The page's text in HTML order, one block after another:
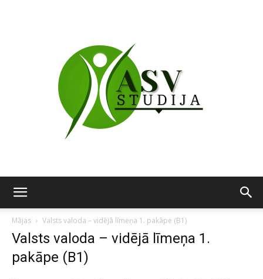
Mājas Valsts valoda – vidējā līmeņa 1. pakāpe (B1)
Valsts valoda – vidējā līmeņa 1.
pakāpe (B1)